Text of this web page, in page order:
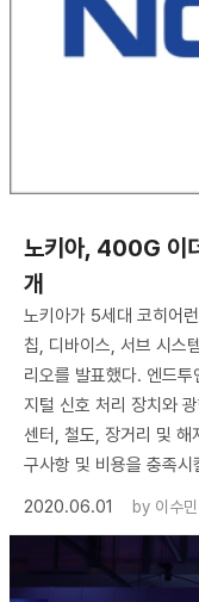
노키아, 400G 이
개
노키아가 5세대 코히어
칩, 디바이스, 서브 시스
리오를 발표했다. 엔드
지털 신호 처리 장치와
센터, 철도, 장거리 및 해
구사항 및 비용을 충족시
2020.06.01
by 이수